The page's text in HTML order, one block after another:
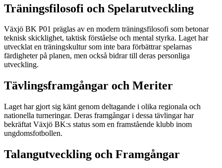
Träningsfilosofi och Spelarutveckling
Växjö BK P01 präglas av en modern träningsfilosofi som betonar
teknisk skicklighet, taktisk förståelse och mental styrka. Laget har
utvecklat en träningskultur som inte bara förbättrar spelarnas
färdigheter på planen, men också bidrar till deras personliga
utveckling.
Tävlingsframgångar och Meriter
Laget har gjort sig känt genom deltagande i olika regionala och
nationella turneringar. Deras framgångar i dessa tävlingar har
bekräftat Växjö BK:s status som en framstående klubb inom
ungdomsfotbollen.
Talangutveckling och Framgångar